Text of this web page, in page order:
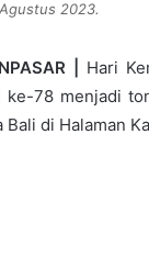
2023.
|
Hari
ke-78 menjadi
Bali di Halaman